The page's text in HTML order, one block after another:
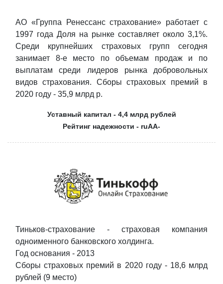
АО «Группа Ренессанс страхование» работает с
1997 года Доля на рынке составляет около 3,1%.
Среди крупнейших страховых групп сегодня
занимает 8-е место по объемам продаж и по
выплатам среди лидеров рынка добровольных
видов страхования. Сборы страховых премий в
2020 году - 35,9 млрд р.
Уставный капитал - 4,4 млрд рублей
Рейтинг надежности - ruAA-
Тиньков-страхование - страховая компания
одноименного банковского холдинга.
Год основания - 2013
Сборы страховых премий в 2020 году - 18,6 млрд
рублей (9 место)